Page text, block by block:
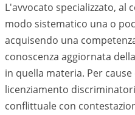
L'avvocato specializzato,
modo sistematico una o
acquisendo una
conoscenza aggiornata
in quella materia. Per
licenziamento
conflittuale con